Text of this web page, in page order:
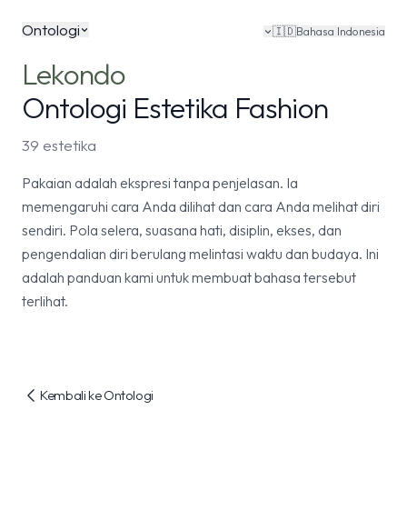
Ontologi 🇮🇩Bahasa Indonesia
Lekondo
Ontologi Estetika Fashion
39 estetika
Pakaian adalah ekspresi tanpa penjelasan. Ia
memengaruhi cara Anda dilihat dan cara Anda melihat diri
sendiri. Pola selera, suasana hati, disiplin, ekses, dan
pengendalian diri berulang melintasi waktu dan budaya. Ini
adalah panduan kami untuk membuat bahasa tersebut
terlihat.
Kembali ke Ontologi